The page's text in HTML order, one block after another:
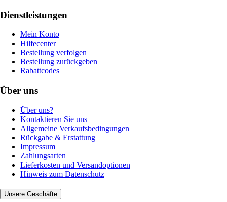
Dienstleistungen
Mein Konto
Hilfecenter
Bestellung verfolgen
Bestellung zurückgeben
Rabattcodes
Über uns
Über uns?
Kontaktieren Sie uns
Allgemeine Verkaufsbedingungen
Rückgabe & Erstattung
Impressum
Zahlungsarten
Lieferkosten und Versandoptionen
Hinweis zum Datenschutz
Unsere Geschäfte